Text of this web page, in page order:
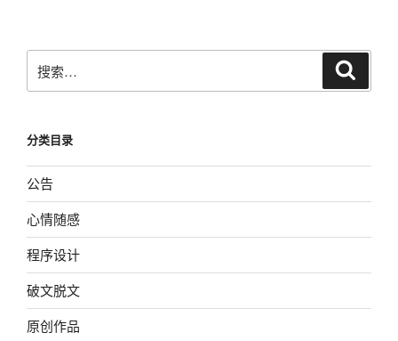
搜
索：
分类目录
公告
心情随感
程序设计
破文脱文
原创作品